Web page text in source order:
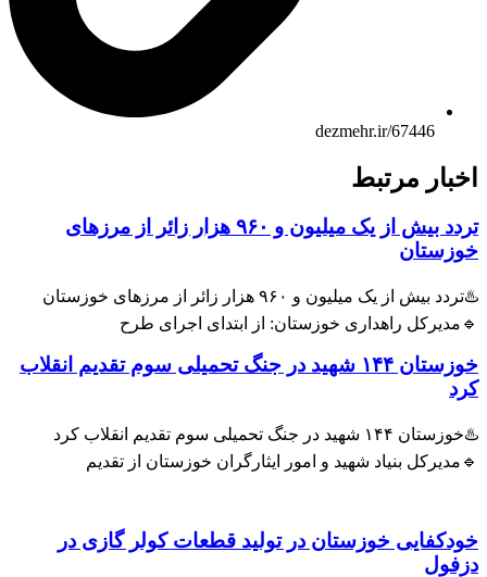
dezmehr.ir/67446
اخبار مرتبط
تردد بیش از یک میلیون و ۹۶۰ هزار زائر از مرزهای
خوزستان
♨️تردد بیش از یک میلیون و ۹۶۰ هزار زائر از مرزهای خوزستان
🔹مدیرکل راهداری خوزستان: از ابتدای اجرای طرح
خوزستان ۱۴۴ شهید در جنگ تحمیلی سوم تقدیم انقلاب
کرد
♨️خوزستان ۱۴۴ شهید در جنگ تحمیلی سوم تقدیم انقلاب کرد
🔹مدیرکل بنیاد شهید و امور ایثارگران خوزستان از تقدیم
خودکفایی خوزستان در تولید قطعات کولر گازی در
دزفول